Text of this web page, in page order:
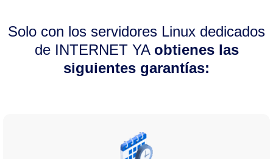
Solo con los servidores Linux dedicados
de INTERNET YA obtienes las
siguientes garantías: